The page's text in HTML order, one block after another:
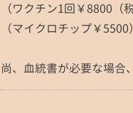
（ワクチン1回￥8800（
（マイクロチップ￥5500）
尚、血統書が必要な場合